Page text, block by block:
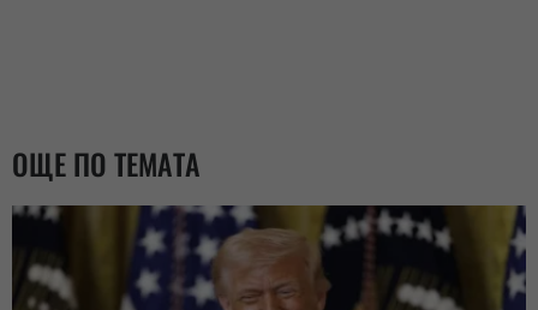
ОЩЕ ПО ТЕМАТА